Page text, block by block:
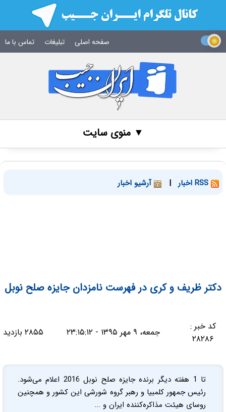
صفحه اصلی تبلیغات تماس با ما
▼ منوی سایت
| آرشیو اخبار
دکتر ظریف و کری در فهرست نامزدان جایزه صلح نوبل
کد خبر :
۲۸۲۸۶
جمعه، ۹ مهر ۱۳۹۵ - ۲۳:۱۵:۱۲ ۲۸۵۵ بازدید
تا 1 هفته دیگر برنده جایزه صلح نوبل 2016 اعلام می‌شود.
رئیس جمهور کلمبیا و رهبر گروه شورشی این کشور و همچنین
روسای هیئت مذاکره‌کننده ایران و ...